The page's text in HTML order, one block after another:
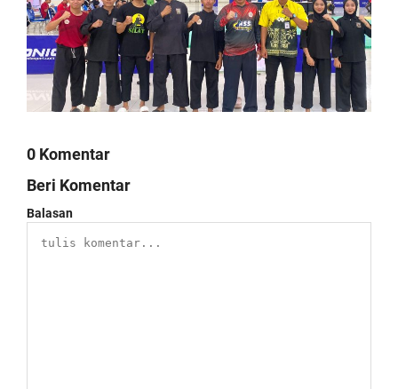
0 Komentar
Beri Komentar
Balasan